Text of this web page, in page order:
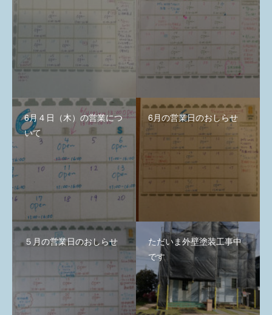
6月４日（木）の営業につ
いて
6月の営業日のおしらせ
５月の営業日のおしらせ
ただいま外壁塗装工事中
です